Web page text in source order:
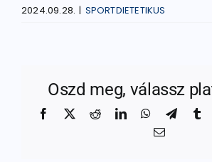
2024.09.28. | SPORTDIETETIKUS
Oszd meg, válassz
Facebook
X RedditLinkedInWhatsApp
Email: